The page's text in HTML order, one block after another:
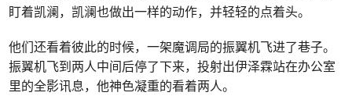
盯着凯澜，凯澜也做出一样的动作，并轻轻的点着头。
他们还看着彼此的时候，一架魔调局的振翼机飞进了巷子。
振翼机飞到两人中间后停了下来，投射出伊泽霖站在办公室
里的全影讯息，他神色凝重的看着两人。